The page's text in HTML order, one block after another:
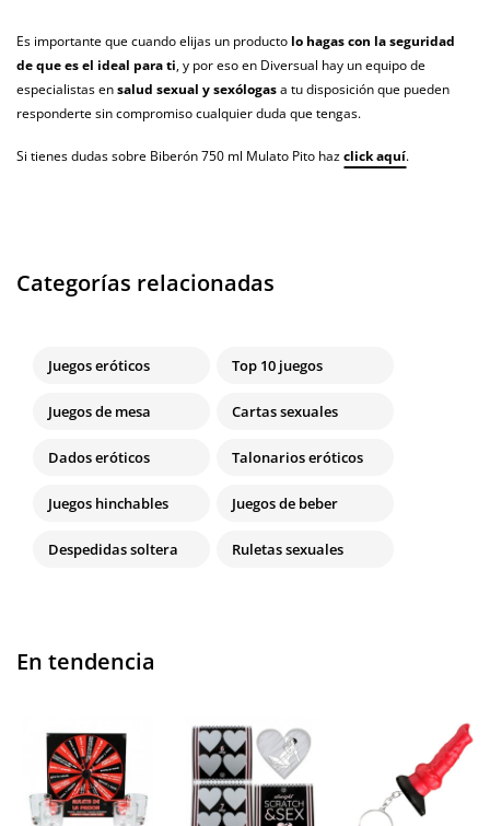
Es importante que cuando elijas un producto lo hagas con la seguridad
de que es el ideal para ti, y por eso en Diversual hay un equipo de
especialistas ensalud sexual y sexólogasa tu disposición que pueden
responderte sin compromiso cualquier duda que tengas.
Si tienes dudas sobre Biberón 750 ml Mulato Pito hazclick aquí.
Categorías relacionadas
Juegos eróticos Top 10 juegos
Juegos de mesa Cartas sexuales
Dados eróticos Talonarios eróticos
Juegos hinchables Juegos de beber
Despedidas soltera Ruletas sexuales
En tendencia